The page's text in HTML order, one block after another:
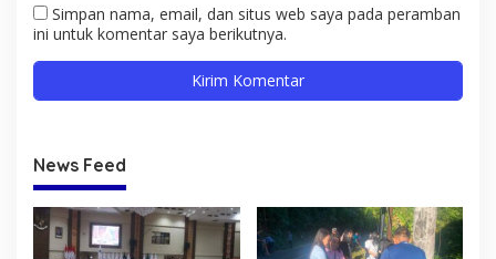
Simpan nama, email, dan situs web saya pada peramban
ini untuk komentar saya berikutnya.
News Feed